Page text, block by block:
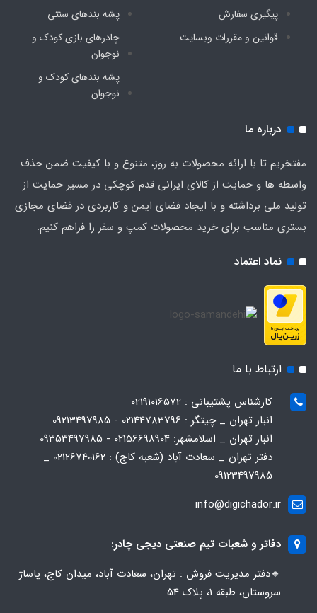
نماد اعتماد
پیگیری سفارش
قوانین و مقررات وبسایت
پشه‌ بندهای سنتی
چادرهای بازی کودک و
نوجوان
پشه‌ بندهای کودک و
نوجوان
درباره ما
مفتخریم تا با ارائه محصولات به روز، متنوع و با کیفیت ضمن حذف
واسطه ها و حمایت از کالای ایرانی قدم کوچکی در مسیر حمایت از
تولید ملی برداشته و با ایجاد فضای ایمن و کاربردی در فضای مجازی
بستری مناسب برای خرید محصولات کمپ و سفر را فراهم کنیم.
ارتباط با ما
کارشناس پشتیبانی : 02191016572
انبار تهران _ چیتگر : 02144783796 - 09213497985
انبار تهران _ اسلامشهر: 02156698904 - 09353497985
دفتر تهران _ سعادت آباد (شعبه کاج) : 02126740162 _
09123497985
info@digichador.ir
دفاتر و شعبات تیم صنعتی دیجی چادر:
🔸️​​دفتر مدیریت فروش : تهران، سعادت آباد، میدان کاج، پاساژ
سروستان، طبقه 1، پلاک 54